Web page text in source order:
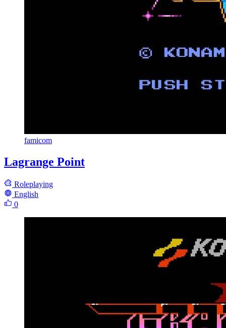
famicom
Lagrange Point
Roleplaying
English
0